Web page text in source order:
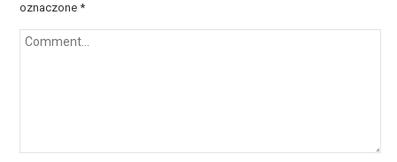
oznaczone*